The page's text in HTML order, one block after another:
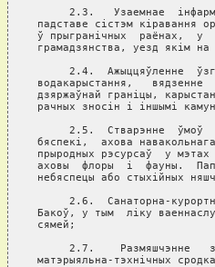
2.3.   Узаемнае
падставе сiстэм кiравання
ў прыгранiчных  раёнах,  у
грамадзянства, уезд якiм на
2.4.  Ажыццяўленне
водакарыстання,
дзяржаўнай гранiцы,
рачных зносiн i iншымi
2.5.  Стварэнне  ўмоў
бяспекi,  ахова
прыродных рэсурсаў  у
аховы  флоры  i  фауны.
небяспецы або стыхiйных
2.6.  Санаторна-
Бакоў, у тым  лiку
сямей;
2.7.    Размяшчэнне
матэрыяльна-тэхнiчных